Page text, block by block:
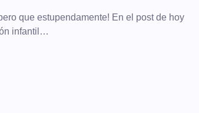
que estupendamente! En el post de hoy
infantil…